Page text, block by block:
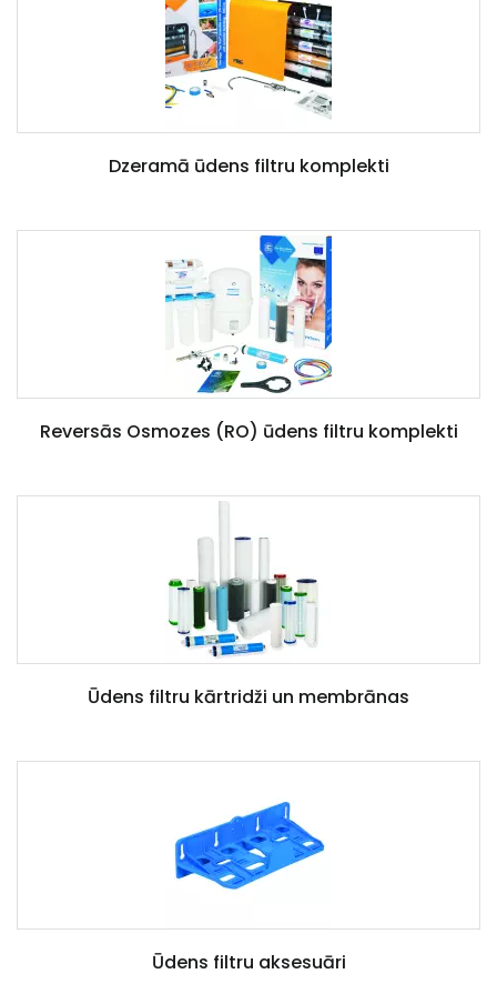
Dzeramā ūdens filtru komplekti
Reversās Osmozes (RO) ūdens filtru komplekti
Ūdens filtru kārtridži un membrānas
Ūdens filtru aksesuāri